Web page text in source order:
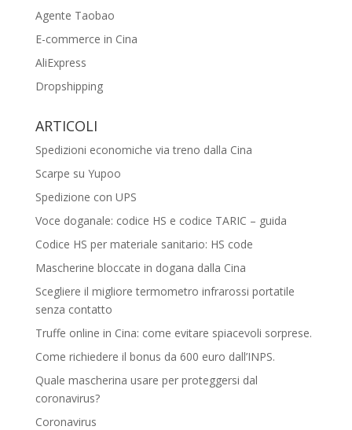
Agente Taobao
E-commerce in Cina
AliExpress
Dropshipping
ARTICOLI
Spedizioni economiche via treno dalla Cina
Scarpe su Yupoo
Spedizione con UPS
Voce doganale: codice HS e codice TARIC – guida
Codice HS per materiale sanitario: HS code
Mascherine bloccate in dogana dalla Cina
Scegliere il migliore termometro infrarossi portatile
senza contatto
Truffe online in Cina: come evitare spiacevoli sorprese.
Come richiedere il bonus da 600 euro dall’INPS.
Quale mascherina usare per proteggersi dal
coronavirus?
Coronavirus